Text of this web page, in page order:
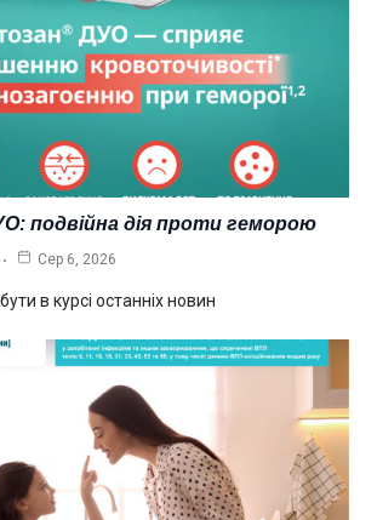
подвійна дія проти геморою
Сер 6, 2026
в курсі останніх новин